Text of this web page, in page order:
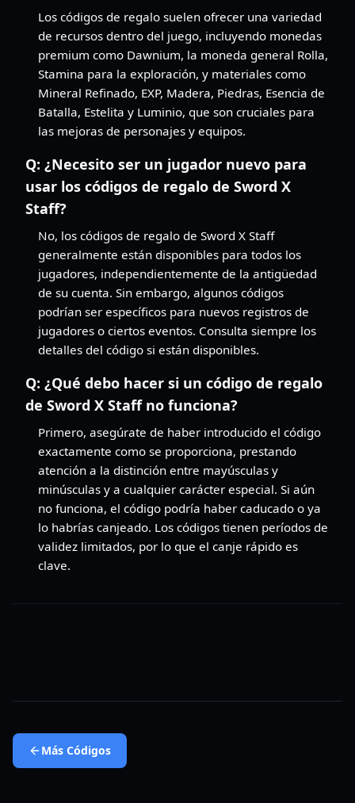
Los códigos de regalo suelen ofrecer una variedad
de recursos dentro del juego, incluyendo monedas
premium como Dawnium, la moneda general Rolla,
Stamina para la exploración, y materiales como
Mineral Refinado, EXP, Madera, Piedras, Esencia de
Batalla, Estelita y Luminio, que son cruciales para
las mejoras de personajes y equipos.
Q: ¿Necesito ser un jugador nuevo para
usar los códigos de regalo de Sword X
Staff?
No, los códigos de regalo de Sword X Staff
generalmente están disponibles para todos los
jugadores, independientemente de la antigüedad
de su cuenta. Sin embargo, algunos códigos
podrían ser específicos para nuevos registros de
jugadores o ciertos eventos. Consulta siempre los
detalles del código si están disponibles.
Q: ¿Qué debo hacer si un código de regalo
de Sword X Staff no funciona?
Primero, asegúrate de haber introducido el código
exactamente como se proporciona, prestando
atención a la distinción entre mayúsculas y
minúsculas y a cualquier carácter especial. Si aún
no funciona, el código podría haber caducado o ya
lo habrías canjeado. Los códigos tienen períodos de
validez limitados, por lo que el canje rápido es
clave.
Más Códigos